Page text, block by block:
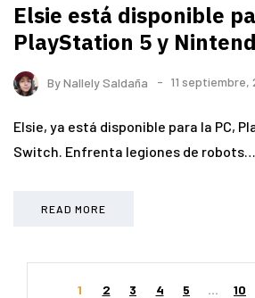
Elsie está disponible
PlayStation 5 y
ByNallely Saldaña 11 septiembre,
Elsie, ya está disponible para la PC,
Switch. Enfrenta legiones de robots…
READ MORE
1 2 3 4 5 ... 10